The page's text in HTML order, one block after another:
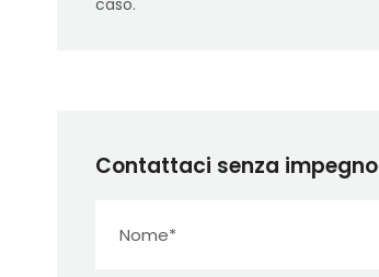
caso.
Contattaci senza impegno